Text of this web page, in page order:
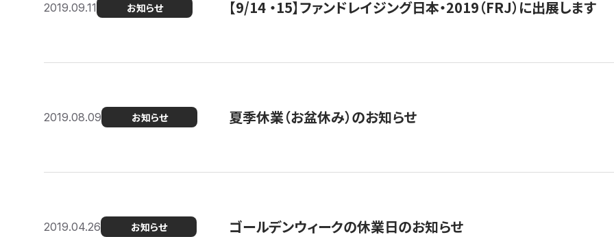
2019.09.11 お知らせ 【9/14 ・15】ファンドレイジング日本・2019（FRJ）に出展します
2019.08.09 お知らせ 夏季休業（お盆休み）のお知らせ
2019.04.26 お知らせ ゴールデンウィークの休業日のお知らせ